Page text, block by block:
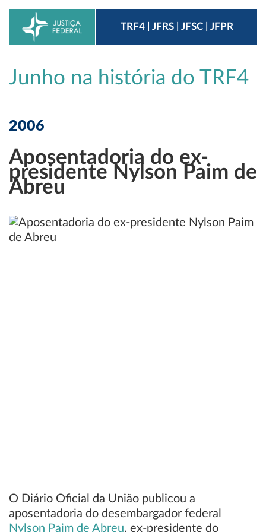
TRF4 | JFRS | JFSC | JFPR
Junho na história do TRF4
2006
Aposentadoria do ex-
presidente Nylson Paim de
Abreu
O Diário Oficial da União publicou a
aposentadoria do desembargador federal
Nylson Paim de Abreu, ex-presidente do